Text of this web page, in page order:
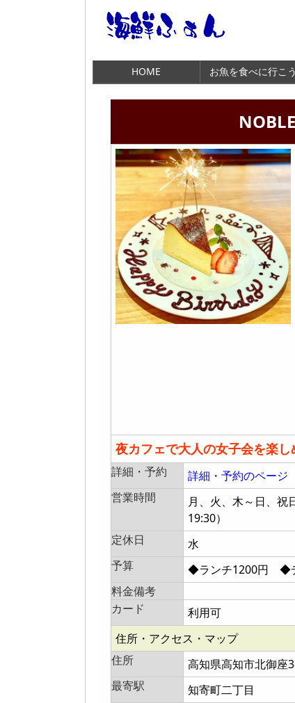
HOME お魚を食べに行こう
夜カフェで大人の女子会を楽し
詳細・予約
詳細・予約のページ
営業時間
月、火、木～日、祝
19:30）
定休日
水
予算
◆ランチ1200円 ◆
料金備考
カード
利用可
住所・アクセス・マップ
住所
高知県高知市北御座
最寄駅
知寄町二丁目